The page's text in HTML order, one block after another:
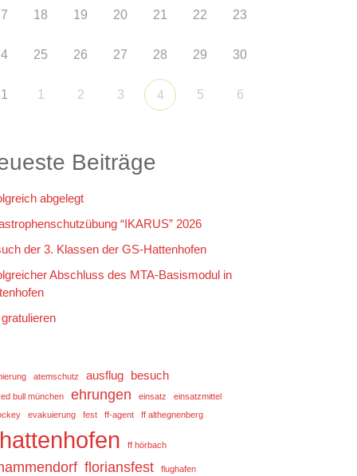
18 19 20 21 22 23
25 26 27 28 29 30
1 2 3 4 5 6
Beiträge
abgelegt
“IKARUS” 2026
der 3. Klassen der GS-Hattenhofen
Abschluss des MTA-Basismodul in
atemschutz ausflug besuch
bull münchen ehrungen einsatz
einsatzmittel
evakuierung fest ff-agent ff althegnenberg
ff hörbach
floriansfest flughafen